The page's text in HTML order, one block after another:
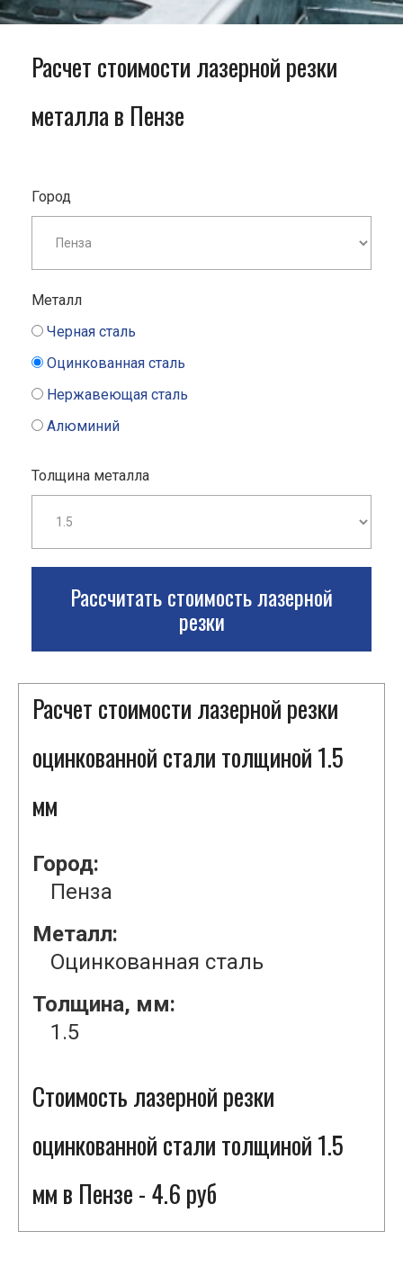
Расчет стоимости лазерной резки
металла в Пензе
Город
Металл
Черная сталь
Оцинкованная сталь
Нержавеющая сталь
Алюминий
Толщина металла
Рассчитать стоимость лазерной
резки
Расчет стоимости лазерной резки
оцинкованной стали толщиной 1.5
мм
Город:
Пенза
Металл:
Оцинкованная сталь
Толщина, мм:
1.5
Стоимость лазерной резки
оцинкованной стали толщиной 1.5
мм в Пензе - 4.6 руб